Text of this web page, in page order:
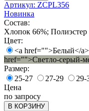
Артикул: ZCPL356
Новинка
Состав:
Хлопок 66%; Полиэстер
Цвет:
<a href="">Белый</a>
href="">Светло-серый-
Размер:
25-27
27-29
29-
Цена
по запросу
В КОРЗИНУ